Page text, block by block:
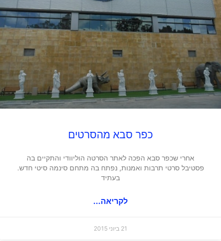
כפר סבא מהסרטים
אחרי שכפר סבא הפכה לאתר הסרטה הוליוודי והתקיים בה
פסטיבל סרטי תרבות ואמנות, נפתח בה מתחם סינמה סיטי חדש.
בעתיד
לקריאה...
21 ביוני 2015